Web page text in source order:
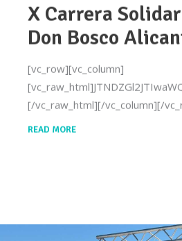
X Carrera
Don Bosco
[vc_row][vc_column]
[/vc_raw_html][/vc_column][/
READ MORE